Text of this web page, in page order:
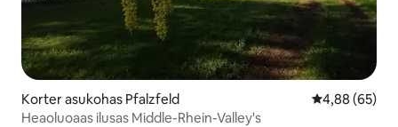
Korter asukohas Pfalzfeld Keskmine
4,88 (65)
Heaoluoaas ilusas Middle-Rhein-Valley's